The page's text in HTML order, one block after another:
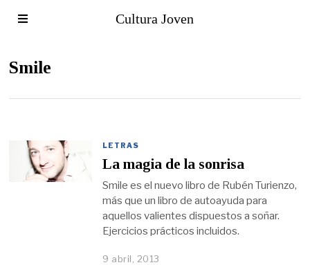
Cultura Joven
Smile
LETRAS
La magia de la sonrisa
Smile es el nuevo libro de Rubén Turienzo,
más que un libro de autoayuda para
aquellos valientes dispuestos a soñar.
Ejercicios prácticos incluidos.
9 abril, 2013